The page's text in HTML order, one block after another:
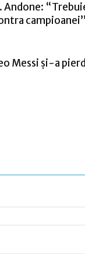
Andone:
campioanei”
Messi şi-a